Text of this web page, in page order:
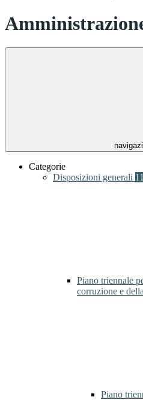
Categorie
Disposizioni generali 11
Piano triennale
corruzione e
Piano